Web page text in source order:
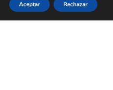
Aceptar Rechazar